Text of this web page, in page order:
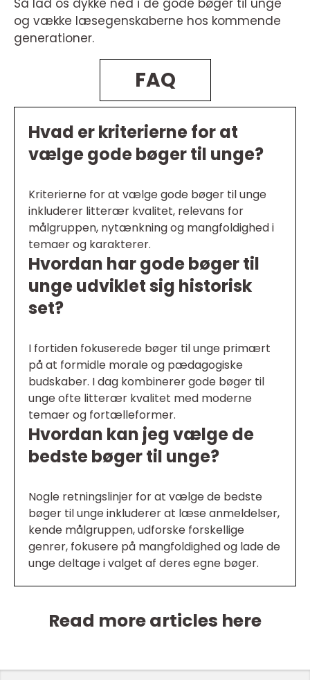
og vække læsegenskaberne hos kommende
generationer.
FAQ
Hvad er kriterierne for at
vælge gode bøger til unge?
Kriterierne for at vælge gode bøger til unge
inkluderer litterær kvalitet, relevans for
målgruppen, nytænkning og mangfoldighed i
temaer og karakterer.
Hvordan har gode bøger til
unge udviklet sig historisk
set?
I fortiden fokuserede bøger til unge primært
på at formidle morale og pædagogiske
budskaber. I dag kombinerer gode bøger til
unge ofte litterær kvalitet med moderne
temaer og fortælleformer.
Hvordan kan jeg vælge de
bedste bøger til unge?
Nogle retningslinjer for at vælge de bedste
bøger til unge inkluderer at læse anmeldelser,
kende målgruppen, udforske forskellige
genrer, fokusere på mangfoldighed og lade de
unge deltage i valget af deres egne bøger.
Read more articles here